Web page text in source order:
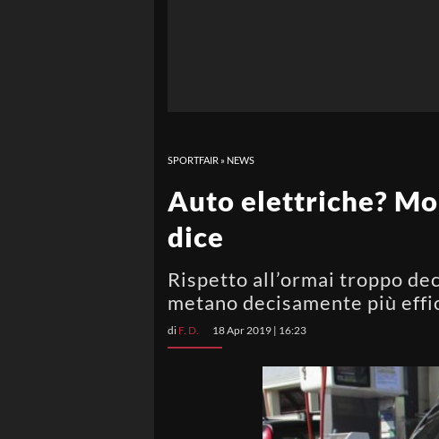
SPORTFAIR » NEWS
Auto elettriche?
dice
Rispetto all’ormai troppo
metano decisamente più
di F. D. 18 Apr 2019 | 16:23